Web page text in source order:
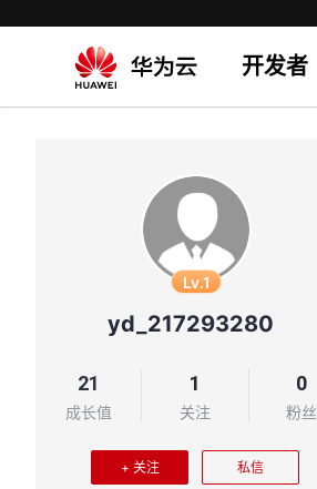
开发者
Lv.1
yd_217293280
21
成长值
1
关注
0
粉丝
+ 关注 私信